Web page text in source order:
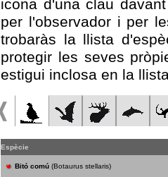
icona d'una clau
per l'observador i per
trobaràs la llista
protegir les seves
estigui inclosa en la
Espècie
Bitó comú (Botaurus stellaris)